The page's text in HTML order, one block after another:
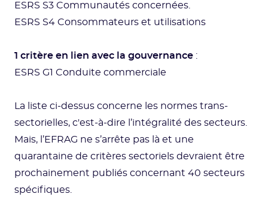
ESRS S3 Communautés concernées.
ESRS S4 Consommateurs et utilisations
1 critère en lien avec la gouvernance :
ESRS G1 Conduite commerciale
La liste ci-dessus concerne les normes trans-
sectorielles, c'est-à-dire l’intégralité des secteurs.
Mais, l’EFRAG ne s’arrête pas là et une
quarantaine de critères sectoriels devraient être
prochainement publiés concernant 40 secteurs
spécifiques.